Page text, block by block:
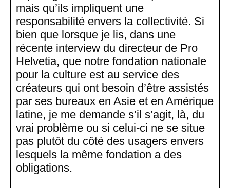
mais qu’ils impliquent une
responsabilité envers la collectivité. Si
bien que lorsque je lis, dans une
récente interview du directeur de Pro
Helvetia, que notre fondation nationale
pour la culture est au service des
créateurs qui ont besoin d’être assistés
par ses bureaux en Asie et en Amérique
latine, je me demande s’il s’agit, là, du
vrai problème ou si celui-ci ne se situe
pas plutôt du côté des usagers envers
lesquels la même fondation a des
obligations.